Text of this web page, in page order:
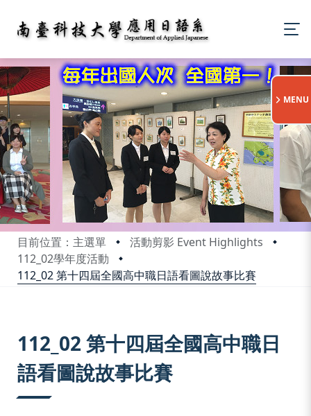
目前位置：主選單
活動剪影 Event Highlights
112_02學年度活動
112_02 第十四屆全國高中職日語看圖說故事比賽
:::
MENU
112_02 第十四屆全國高中職日
語看圖說故事比賽